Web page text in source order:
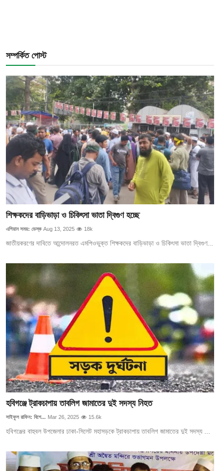
সম্পর্কিত পোস্ট
শিক্ষকদের বাড়িভাড়া ও চিকিৎসা ভাতা দ্বিগুণ হচ্ছে
এশিয়ান সময়: ডেস্ক Aug 13, 2025 18k
জাতীয়করণের দাবিতে আন্দোলনরত এমপিওভুক্ত শিক্ষকদের বাড়িভাড়া ও চিকিৎসা ভাতা দ্বিগুণ...
হবিগঞ্জে ট্রাকচাপায় তাবলিগ জামাতের দুই সদস্য নিহত
সাইফুল রাফিন: বিশে... Mar 26, 2025 15.6k
হবিগঞ্জের বাহুবল উপজেলার ঢাকা-সিলেট মহাসড়কে ট্রাকচাপায় তাবলিগ জামাতের দুই সদস্য ...